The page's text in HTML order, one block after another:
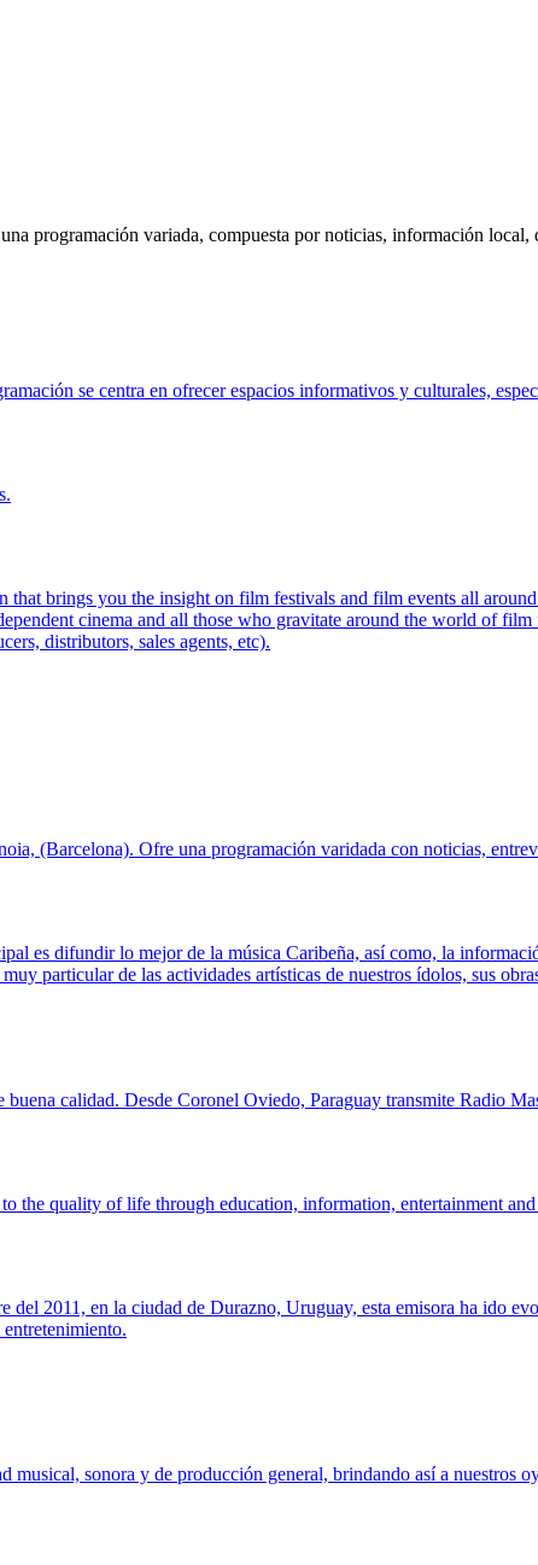
programación variada, compuesta por noticias, información
se centra en ofrecer espacios informativos y culturales,
brings you the insight on film festivals and film events all
cinema and all those who gravitate around the world of
distributors, sales agents, etc).
(Barcelona). Ofre una programación varidada con noticias,
es difundir lo mejor de la música Caribeña, así como, la
particular de las actividades artísticas de nuestros ídolos, sus
calidad. Desde Coronel Oviedo, Paraguay transmite Radio
the quality of life through education, information, entertainment
del 2011, en la ciudad de Durazno, Uruguay, esta emisora ha ido
musical, sonora y de producción general, brindando así a nuestros